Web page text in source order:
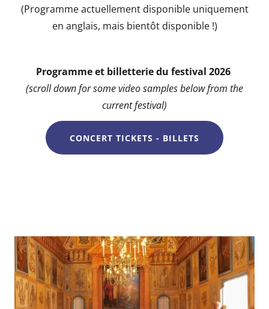
(Programme actuellement disponible uniquement
en anglais, mais bientôt disponible !)
Programme et billetterie du festival 2026
(scroll down for some video samples below from the
current festival)
CONCERT TICKETS - BILLETS